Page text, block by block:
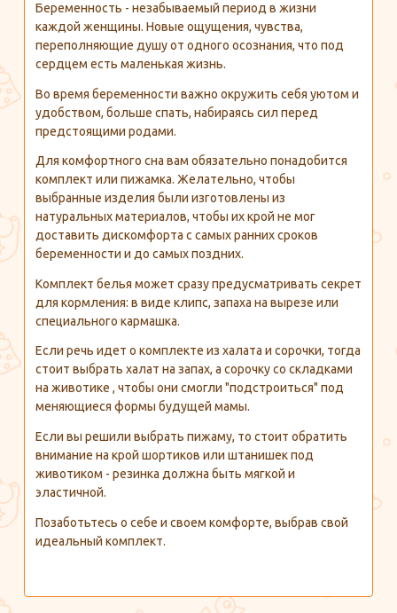
Беременность - незабываемый период в жизни
каждой женщины. Новые ощущения, чувства,
переполняющие душу от одного осознания, что под
сердцем есть маленькая жизнь.
Во время беременности важно окружить себя уютом и
удобством, больше спать, набираясь сил перед
предстоящими родами.
Для комфортного сна вам обязательно понадобится
комплект или пижамка. Желательно, чтобы
выбранные изделия были изготовлены из
натуральных материалов, чтобы их крой не мог
доставить дискомфорта с самых ранних сроков
беременности и до самых поздних.
Комплект белья может сразу предусматривать секрет
для кормления: в виде клипс, запаха на вырезе или
специального кармашка.
Если речь идет о комплекте из халата и сорочки, тогда
стоит выбрать халат на запах, а сорочку со складками
на животике , чтобы они смогли "подстроиться" под
меняющиеся формы будущей мамы.
Если вы решили выбрать пижаму, то стоит обратить
внимание на крой шортиков или штанишек под
животиком - резинка должна быть мягкой и
эластичной.
Позаботьтесь о себе и своем комфорте, выбрав свой
идеальный комплект.